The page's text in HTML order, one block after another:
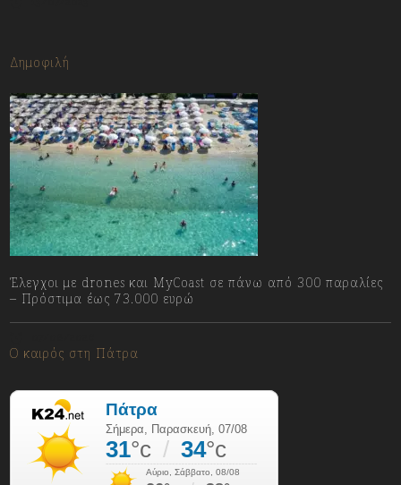
Δημοφιλή
Έλεγχοι με drones και MyCoast σε πάνω από 300 παραλίες
– Πρόστιμα έως 73.000 ευρώ
Ο καιρός στη Πάτρα